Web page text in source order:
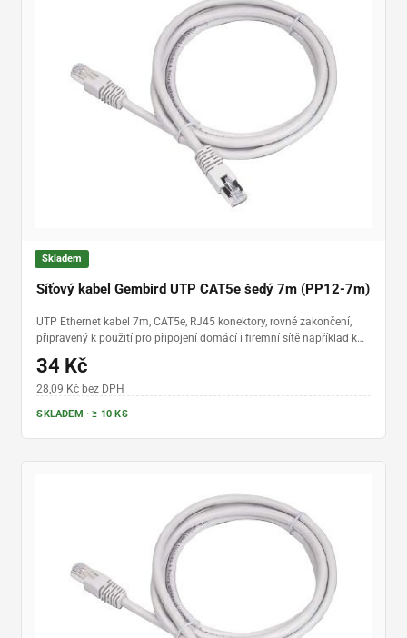
Skladem
Síťový kabel Gembird UTP CAT5e šedý 7m (PP12-7m)
UTP Ethernet kabel 7m, CAT5e, RJ45 konektory, rovné zakončení,
připravený k použití pro připojení domácí i firemní sítě například k
internetu, propojení switchů a routerů
34 Kč
28,09 Kč bez DPH
SKLADEM · ≥ 10 KS